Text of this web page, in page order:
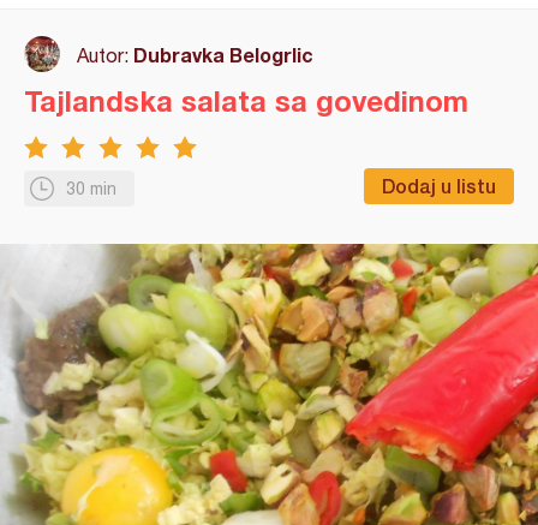
Autor: Dubravka Belogrlic
30 min Dodaj u listu
Tajlandska salata sa govedinom